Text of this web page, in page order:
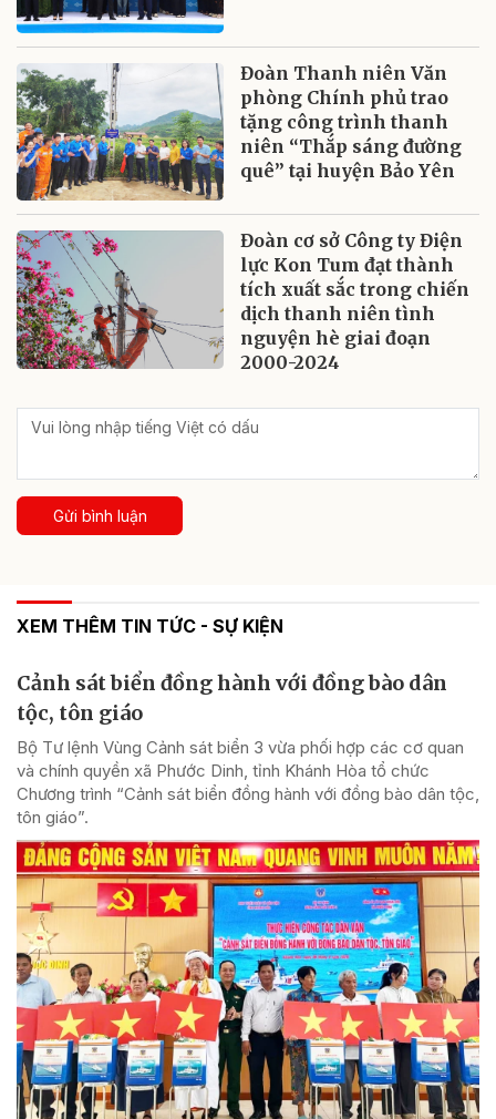
Đoàn Thanh niên Văn
phòng Chính phủ trao
tặng công trình thanh
niên “Thắp sáng đường
quê” tại huyện Bảo Yên
Đoàn cơ sở Công ty Điện
lực Kon Tum đạt thành
tích xuất sắc trong chiến
dịch thanh niên tình
nguyện hè giai đoạn
2000-2024
Gửi bình luận
XEM THÊM TIN TỨC - SỰ KIỆN
Cảnh sát biển đồng hành với đồng bào dân
tộc, tôn giáo
Bộ Tư lệnh Vùng Cảnh sát biển 3 vừa phối hợp các cơ quan
và chính quyền xã Phước Dinh, tỉnh Khánh Hòa tổ chức
Chương trình “Cảnh sát biển đồng hành với đồng bào dân tộc,
tôn giáo”.